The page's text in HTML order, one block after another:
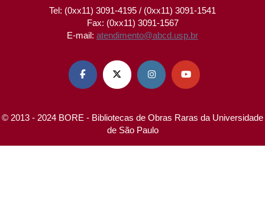
Tel: (0xx11) 3091-4195 / (0xx11) 3091-1541
Fax: (0xx11) 3091-1567
E-mail: atendimento@abcd.usp.br
   
© 2013 - 2024 BORE - Bibliotecas de Obras Raras da Universidade
de São Paulo